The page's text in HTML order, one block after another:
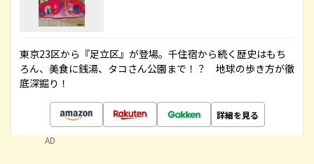
東京23区から『足立区』が登場。千住宿から続く歴史はもち
ろん、美食に銭湯、タコさん公園まで！？ 地球の歩き方が徹
底深掘り！
詳細を見る
AD